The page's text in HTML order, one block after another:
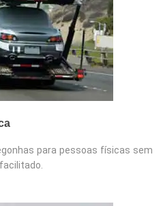
para pessoas físicas sem